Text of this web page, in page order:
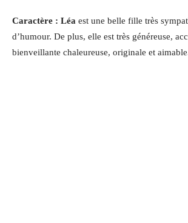
Caractère : Léa est une belle fille très
d’humour. De plus, elle est très généreuse,
bienveillante chaleureuse, originale et